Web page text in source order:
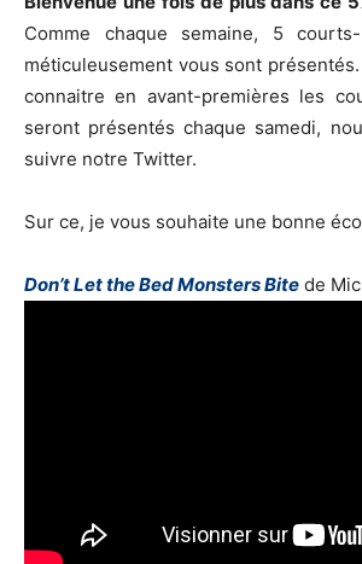
Comme chaque semaine, 5
méticuleusement vous sont
connaitre en avant-premières les
seront présentés chaque samedi,
suivre notre Twitter.
Sur ce, je vous souhaite une bonne
Don’t Let the Bed Monsters Bite de